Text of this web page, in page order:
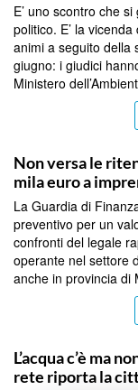
E’ uno scontro che
politico. E’ la
animi a seguito della
giugno: i giudici
Ministero
Non versa le
mila euro a
La Guardia di
preventivo per un
confronti del legale
operante nel settore
anche in provincia di
L’acqua c’è ma
rete riporta la